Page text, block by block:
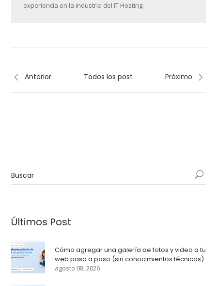
experiencia en la industria del IT Hosting.
Anterior Todos los post Próximo
Últimos Post
Cómo agregar una galería de fotos y video a tu
web paso a paso (sin conocimientos técnicos)
agosto 08, 2026